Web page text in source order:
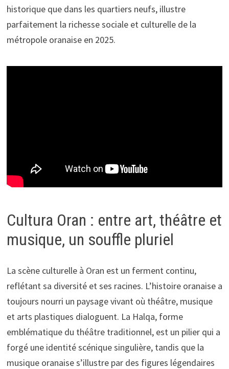
historique que dans les quartiers neufs, illustre
parfaitement la richesse sociale et culturelle de la
métropole oranaise en 2025.
Cultura Oran : entre art, théâtre et
musique, un souffle pluriel
La scène culturelle à Oran est un ferment continu,
reflétant sa diversité et ses racines. L’histoire oranaise a
toujours nourri un paysage vivant où théâtre, musique
et arts plastiques dialoguent. La Halqa, forme
emblématique du théâtre traditionnel, est un pilier qui a
forgé une identité scénique singulière, tandis que la
musique oranaise s’illustre par des figures légendaires